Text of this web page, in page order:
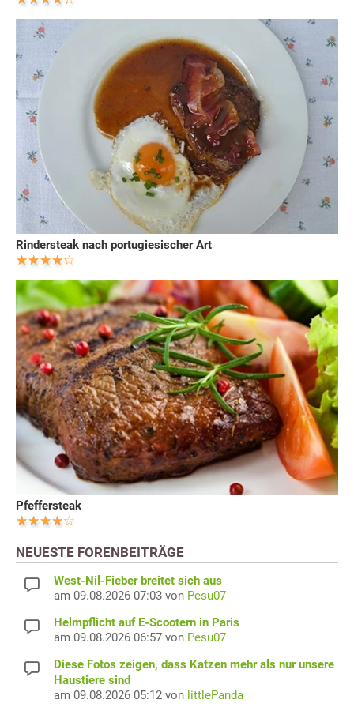
Rindersteak nach portugiesischer Art
Pfeffersteak
NEUESTE FORENBEITRÄGE
West-Nil-Fieber breitet sich aus
am 09.08.2026 07:03 von Pesu07
Helmpflicht auf E-Scootern in Paris
am 09.08.2026 06:57 von Pesu07
Diese Fotos zeigen, dass Katzen mehr als nur unsere
Haustiere sind
am 09.08.2026 05:12 von littlePanda